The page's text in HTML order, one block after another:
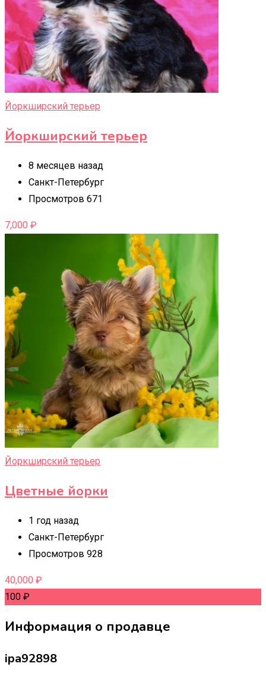
Йоркширский терьер
Йоркширский терьер
8 месяцев назад
Санкт-Петербург
Просмотров 671
7,000 ₽
Йоркширский терьер
Цветные йорки
1 год назад
Санкт-Петербург
Просмотров 928
40,000 ₽
100 ₽
Информация о продавце
ipa92898